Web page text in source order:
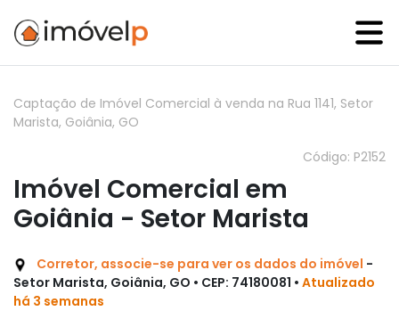
Captação de Imóvel Comercial à venda na Rua 1141, Setor
Marista, Goiânia, GO
Código: P2152
Imóvel Comercial em
Goiânia - Setor Marista
Corretor, associe-se para ver os dados do imóvel -
Setor Marista, Goiânia, GO • CEP: 74180081 • Atualizado
há 3 semanas